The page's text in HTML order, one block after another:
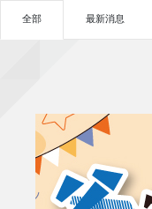
全部 最新消息